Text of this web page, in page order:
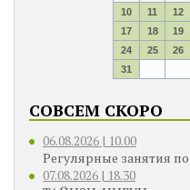
10
11 12
17
18 19
24
25 26
31
СОВСЕМ СКОРО
06.08.2026 | 10.00
Регулярные занятия
07.08.2026 | 18.30